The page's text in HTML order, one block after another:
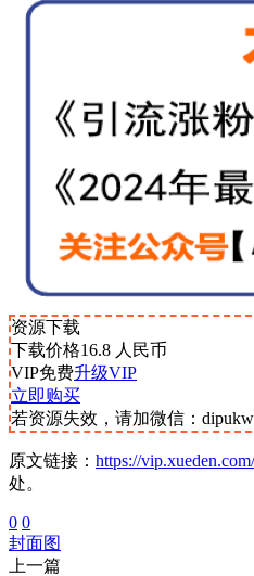
资源下载
下载价格16.8 人民币
VIP免费升级VIP
立即购买
若资源失效，请加微信：
原文链接： https://
处。
0 0
封面图
上一篇